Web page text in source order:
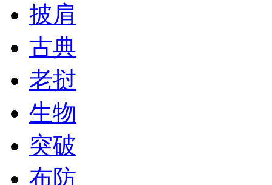
披肩
古典
老挝
生物
突破
布防